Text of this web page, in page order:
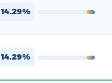
14.29%
14.29%